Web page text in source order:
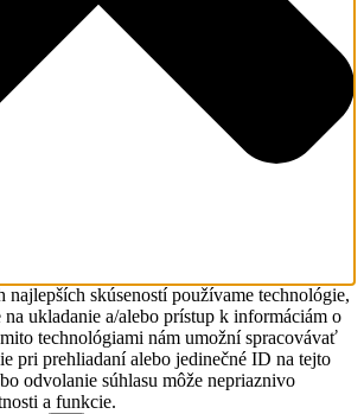
najlepších skúseností používame technológie,
ukladanie a/alebo prístup k informáciám o
technológiami nám umožní spracovávať
pri prehliadaní alebo jedinečné ID na tejto
odvolanie súhlasu môže nepriaznivo
a funkcie.